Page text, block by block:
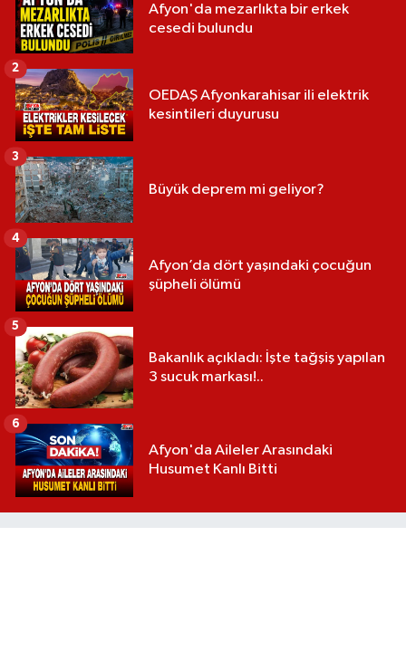
Afyon'da mezarlıkta bir erkek
cesedi bulundu
OEDAŞ Afyonkarahisar ili elektrik
kesintileri duyurusu
2
Büyük deprem mi geliyor?
3
Afyon’da dört yaşındaki çocuğun
şüpheli ölümü
4
Bakanlık açıkladı: İşte tağşiş yapılan
3 sucuk markası!..
5
Afyon'da Aileler Arasındaki
Husumet Kanlı Bitti
6